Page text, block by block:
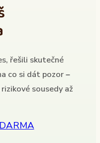
řešili skutečné
co si dát pozor –
sousedy až